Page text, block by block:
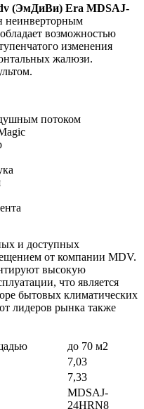
(ЭмДиВи) Era MDSAJ-
неинверторным
возможностью
изменения
жалюзи.
потоком
и доступных
от компании MDV.
высокую
что является
бытовых климатических
лидеров рынка также
до 70 м2
7,03
7,33
MDSAJ-
24HRN8